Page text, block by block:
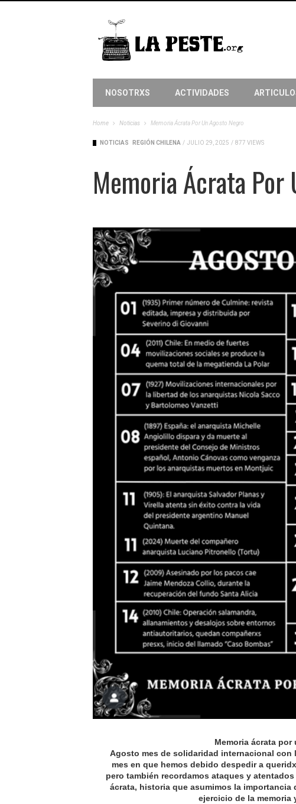
NOSOTRXS ACTIVIDADES
Home Noticias Memoria Ácrata Por Un Agosto Negro
NOTICIAS REGIÓN CHILENA / JULIO 29, 2025 / 877 VIEWS
Memoria Ácrata Por
Memoria ácrata
Agosto mes de solidaridad internacional
mes en que hemos debido despedir a
pero también recordamos ataques y
ácrata, historia que asumimos la
ejercicio de la memoria